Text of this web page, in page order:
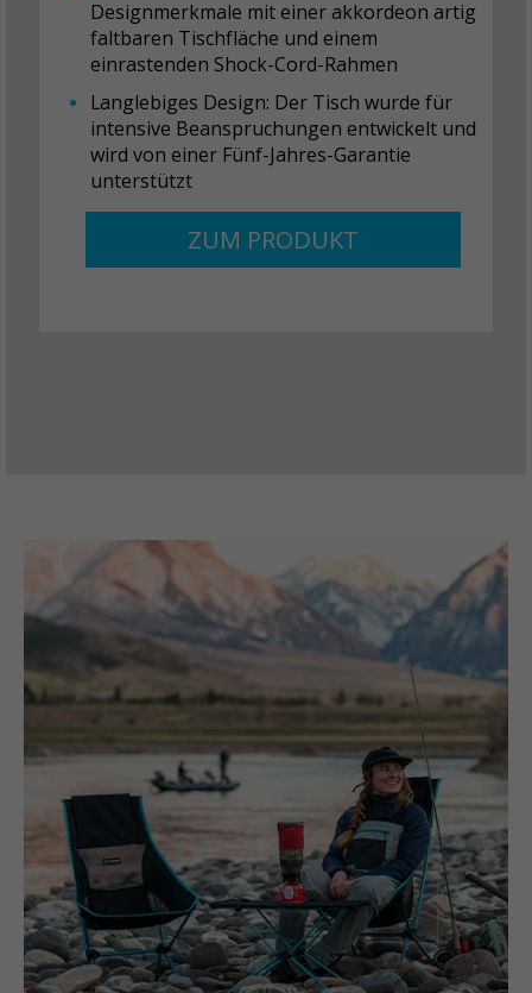
Designmerkmale mit einer akkordeon artig
faltbaren Tischfläche und einem
einrastenden Shock-Cord-Rahmen
Langlebiges Design: Der Tisch wurde für
intensive Beanspruchungen entwickelt und
wird von einer Fünf-Jahres-Garantie
unterstützt
ZUM PRODUKT